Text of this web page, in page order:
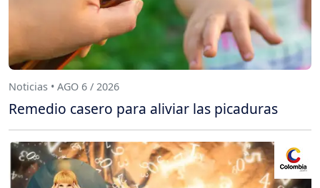
Noticias • AGO 6 / 2026
Remedio casero para aliviar las picaduras